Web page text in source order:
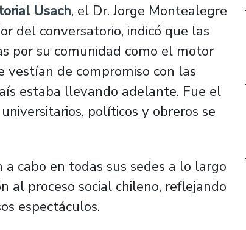
Usach, el Dr. Jorge Montealegre
del conversatorio, indicó que las
por su comunidad como el motor
vestían de compromiso con las
estaba llevando adelante. Fue el
políticos y obreros se
cabo en todas sus sedes a lo largo
al proceso social chileno, reflejando
espectáculos.